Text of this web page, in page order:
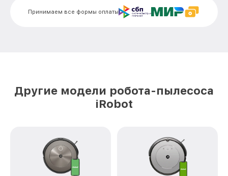
Ремонт цепи питания Roomba 620
от 500₽
Ремонт материнской платы Roomba 620
Принимаем все формы оплаты
Другие модели робота-пылесоса
iRobot